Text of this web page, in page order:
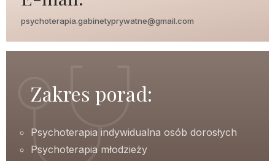
psychoterapia.gabinetyprywatne@gmail.com
Zakres porad:
Psychoterapia indywidualna osób dorosłych
Psychoterapia młodzieży